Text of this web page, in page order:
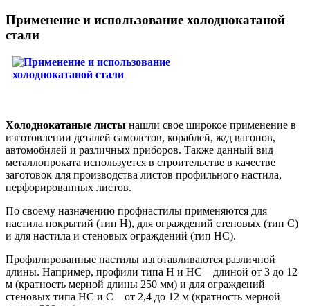
Применение и использование холоднокатаной
стали
Холоднокатаные листы нашли свое широкое применение в
изготовлении деталей самолетов, кораблей, ж/д вагонов,
автомобилей и различных приборов. Также данный вид
металлопроката используется в строительстве в качестве
заготовок для производства листов профильного настила,
перфорированных листов.
По своему назначению профнастилы применяются для
настила покрытий (тип Н), для ограждений стеновых (тип С)
и для настила и стеновых ограждений (тип НС).
Профилированные настилы изготавливаются различной
длины. Например, профили типа Н и НС – длиной от 3 до 12
м (кратность мерной длины 250 мм) и для ограждений
стеновых типа НС и С – от 2,4 до 12 м (кратность мерной